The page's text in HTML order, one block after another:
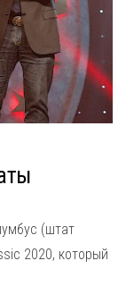
(штат
2020, который